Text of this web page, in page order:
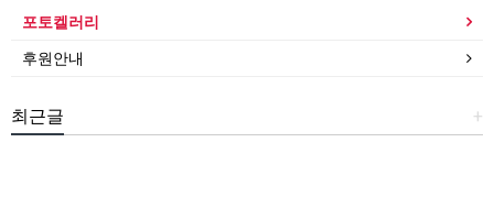
포토켈러리
후원안내
+
최근글